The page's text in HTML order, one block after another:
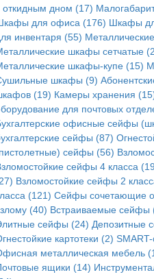
откидным дном (17)
для офиса (176) Шкафы
инвентаря (55)
шкафы сетчатые
шкафы-купе (15)
шкафы (9)
(19) Камеры хранения
для почтовых
офисные сейфы
сейфы (87)
сейфы (56)
сейфы 4 класса
Взломостойкие сейфы 2
(121) Сейфы сочетающие
(40) Встраиваемые сейфы
сейфы (24) Депозитные
картотеки (2)
металлическая мебель
ящики (14)